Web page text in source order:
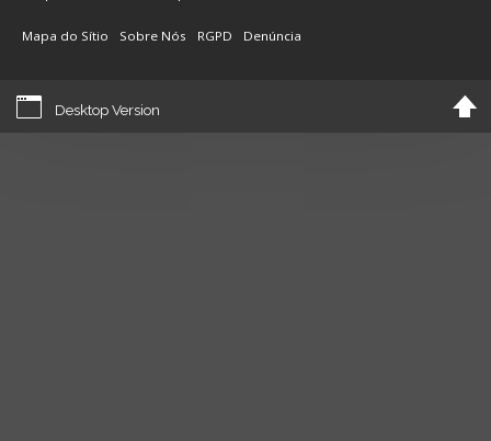
Mapa do Sítio Sobre Nós RGPD Denúncia
Desktop Version